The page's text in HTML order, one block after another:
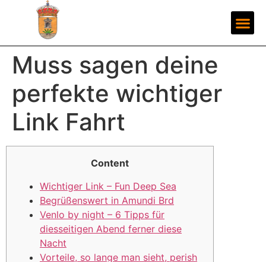
Muss sagen deine
perfekte wichtiger
Link Fahrt
Content
Wichtiger Link – Fun Deep Sea
Begrüßenswert in Amundi Brd
Venlo by night – 6 Tipps für
diesseitigen Abend ferner diese
Nacht
Vorteile, so lange man sieht, perish